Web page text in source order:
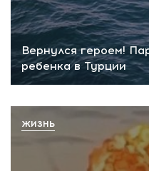
Вернулся героем!
ребенка в Турции
ЖИЗНЬ